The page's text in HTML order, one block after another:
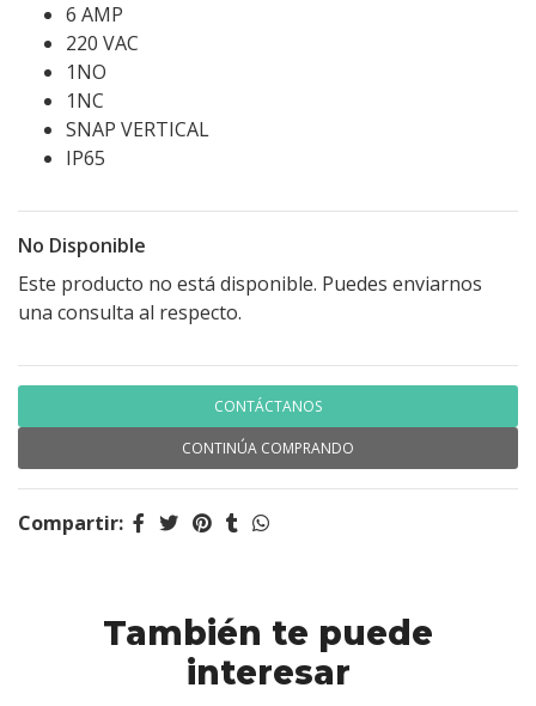
6 AMP
220 VAC
1NO
1NC
SNAP VERTICAL
IP65
No Disponible
Este producto no está disponible. Puedes enviarnos
una consulta al respecto.
CONTÁCTANOS
CONTINÚA COMPRANDO
Compartir:
También te puede
interesar